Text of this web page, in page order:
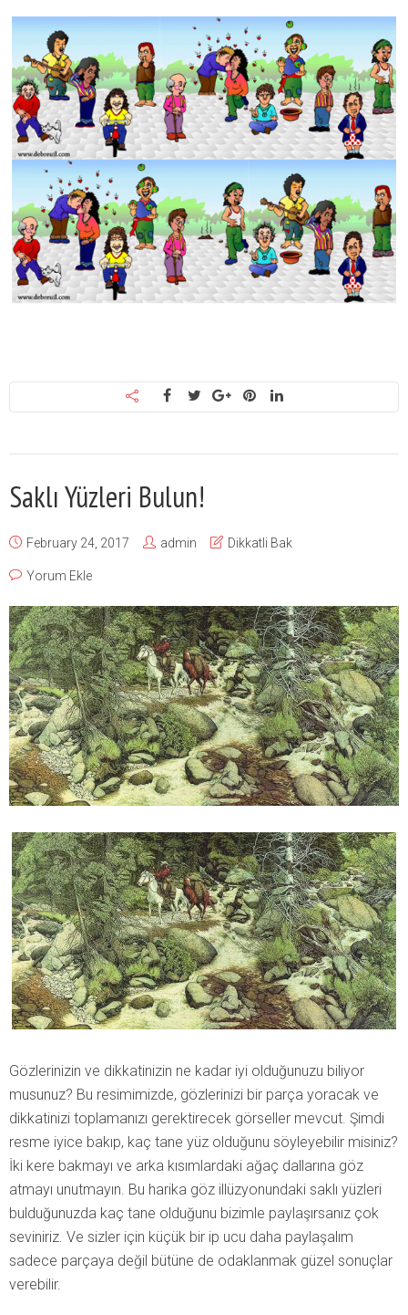
Saklı Yüzleri Bulun!
February 24, 2017 admin Dikkatli Bak
Yorum Ekle
Gözlerinizin ve dikkatinizin ne kadar iyi olduğunuzu biliyor
musunuz? Bu resimimizde, gözlerinizi bir parça yoracak ve
dikkatinizi toplamanızı gerektirecek görseller mevcut. Şimdi
resme iyice bakıp, kaç tane yüz olduğunu söyleyebilir misiniz?
İki kere bakmayı ve arka kısımlardaki ağaç dallarına göz
atmayı unutmayın. Bu harika göz illüzyonundaki saklı yüzleri
bulduğunuzda kaç tane olduğunu bizimle paylaşırsanız çok
seviniriz. Ve sizler için küçük bir ip ucu daha paylaşalım
sadece parçaya değil bütüne de odaklanmak güzel sonuçlar
verebilir.